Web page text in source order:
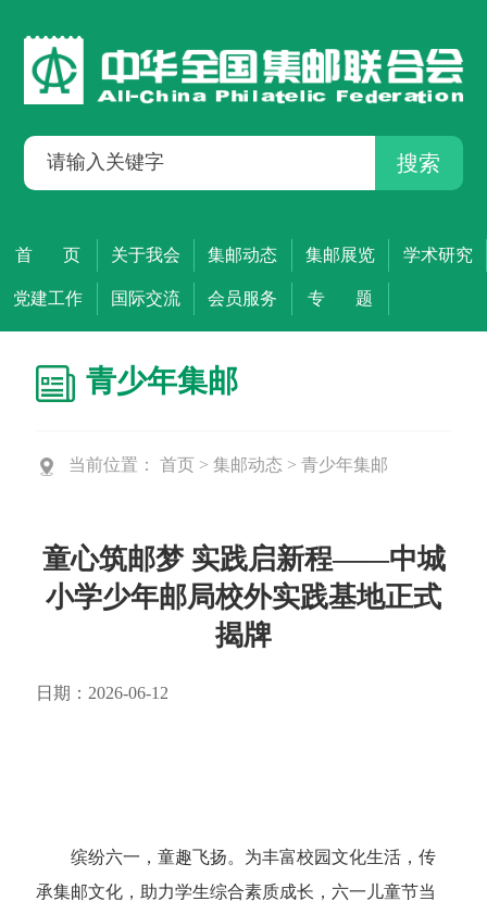
搜索
首 页 关于我会 集邮动态 集邮展览 学术研究
党建工作 国际交流 会员服务 专 题
青少年集邮
当前位置： 首页 > 集邮动态 > 青少年集邮
童心筑邮梦 实践启新程——中城
小学少年邮局校外实践基地正式
揭牌
日期：2026-06-12
缤纷六一，童趣飞扬。为丰富校园文化生活，传
承集邮文化，助力学生综合素质成长，六一儿童节当